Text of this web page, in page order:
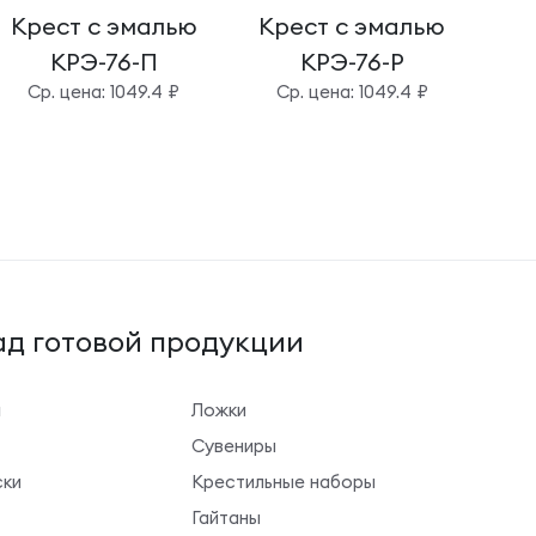
Крест с эмалью
КРЭ-76-П
Cр. цена: 1049.4 ₽
Крест с эмалью
КРЭ-76-Р
Cр. цена: 1049.4 ₽
готовой продукции
Ложки
Сувениры
Крестильные наборы
Гайтаны